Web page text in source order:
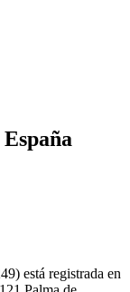
está registrada en